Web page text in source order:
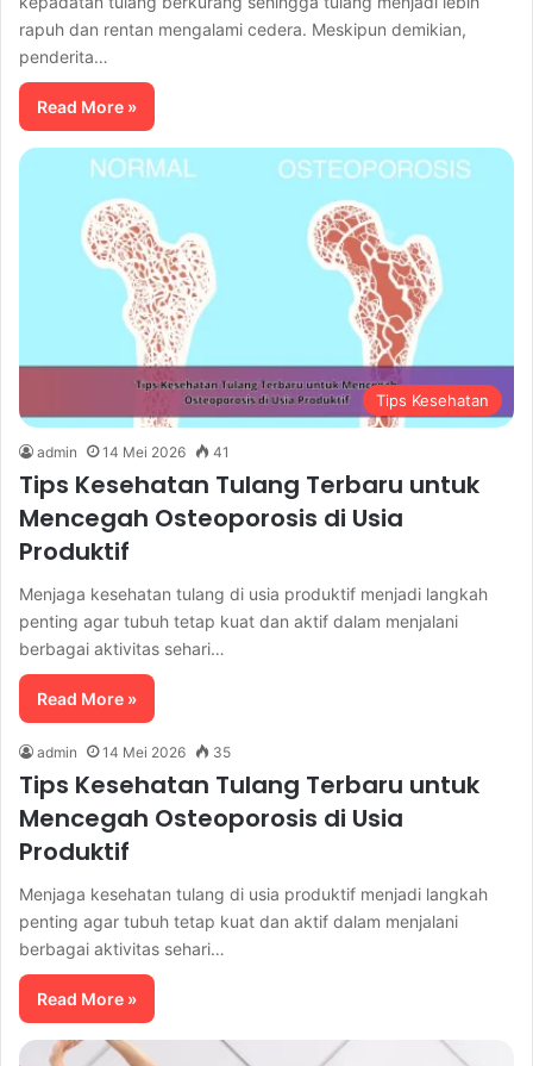
rapuh dan rentan mengalami cedera. Meskipun demikian,
penderita…
Read More »
Tips Kesehatan
admin 14 Mei 2026 41
Tips Kesehatan Tulang Terbaru untuk
Mencegah Osteoporosis di Usia
Produktif
Menjaga kesehatan tulang di usia produktif menjadi langkah
penting agar tubuh tetap kuat dan aktif dalam menjalani
berbagai aktivitas sehari…
Read More »
admin 14 Mei 2026 35
Tips Kesehatan Tulang Terbaru untuk
Mencegah Osteoporosis di Usia
Produktif
Menjaga kesehatan tulang di usia produktif menjadi langkah
penting agar tubuh tetap kuat dan aktif dalam menjalani
berbagai aktivitas sehari…
Read More »